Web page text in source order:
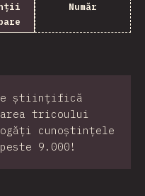
Număr
științifică
tricoului
cunoștințele
9.000!